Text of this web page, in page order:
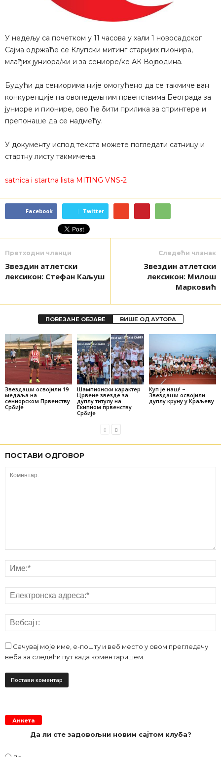
У недељу са почетком у 11 часова у хали 1 новосадског
Сајма одржаће се Клупски митинг старијих пионира,
млађих јуниора/ки и за сениоре/ке АК Војводина.
Будући да сениорима није омогућено да се такмиче ван
конкуренције на овонедељним првенствима Београда за
јуниоре и пионире, ово ће бити прилика за спринтере и
препонаше да се надмећу.
У документу испод текста можете погледати сатницу и
стартну листу такмичења.
satnica i startna lista MITING VNS-2
Facebook Twitter
Претходни чланци
Звездин атлетски
лексикон: Стефан Каљуш
Следећи чланак
Звездин атлетски
лексикон: Милош
Марковић
ПОВЕЗАНЕ ОБЈАВЕ ВИШЕ ОД АУТОРА
Звездаши освојили 19
медаља на
сениорском Првенству
Србије
Шампионски карактер
Црвене звезде за
дуплу титулу на
Екипном првенству
Србије
Куп је наш! –
Звездаши освојили
дуплу круну у Краљеву
ПОСТАВИ ОДГОВОР
Сачувај моје име, е-пошту и веб место у овом прегледачу
веба за следећи пут када коментаришем.
Анкета
Да ли сте задовољни новим сајтом клуба?